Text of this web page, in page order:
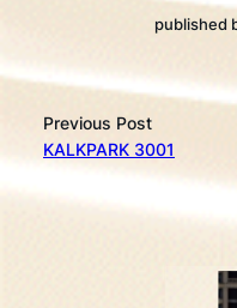
published
Previous Post
KALKPARK 3001